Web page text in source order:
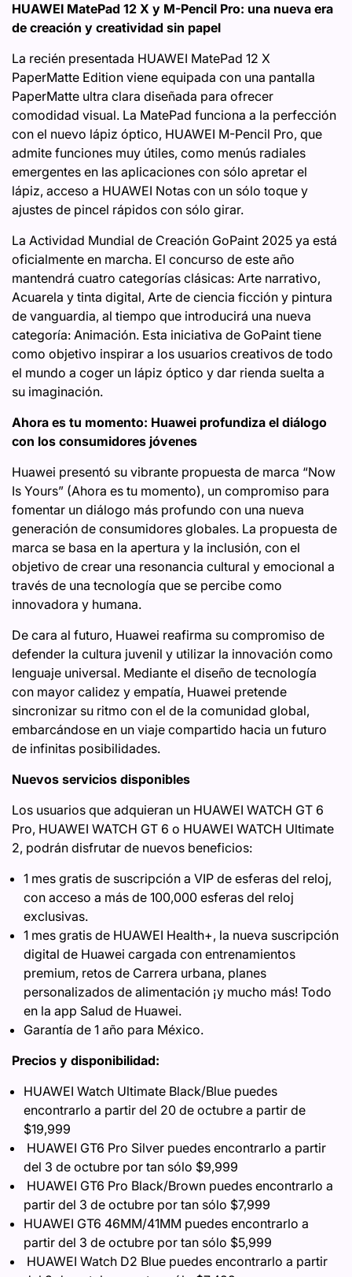
HUAWEI MatePad 12 X y M-Pencil Pro: una nueva era
de creación y creatividad sin papel
La recién presentada HUAWEI MatePad 12 X
PaperMatte Edition viene equipada con una pantalla
PaperMatte ultra clara diseñada para ofrecer
comodidad visual. La MatePad funciona a la perfección
con el nuevo lápiz óptico, HUAWEI M-Pencil Pro, que
admite funciones muy útiles, como menús radiales
emergentes en las aplicaciones con sólo apretar el
lápiz, acceso a HUAWEI Notas con un sólo toque y
ajustes de pincel rápidos con sólo girar.
La Actividad Mundial de Creación GoPaint 2025 ya está
oficialmente en marcha. El concurso de este año
mantendrá cuatro categorías clásicas: Arte narrativo,
Acuarela y tinta digital, Arte de ciencia ficción y pintura
de vanguardia, al tiempo que introducirá una nueva
categoría: Animación. Esta iniciativa de GoPaint tiene
como objetivo inspirar a los usuarios creativos de todo
el mundo a coger un lápiz óptico y dar rienda suelta a
su imaginación.
Ahora es tu momento: Huawei profundiza el diálogo
con los consumidores jóvenes
Huawei presentó su vibrante propuesta de marca “Now
Is Yours” (Ahora es tu momento), un compromiso para
fomentar un diálogo más profundo con una nueva
generación de consumidores globales. La propuesta de
marca se basa en la apertura y la inclusión, con el
objetivo de crear una resonancia cultural y emocional a
través de una tecnología que se percibe como
innovadora y humana.
De cara al futuro, Huawei reafirma su compromiso de
defender la cultura juvenil y utilizar la innovación como
lenguaje universal. Mediante el diseño de tecnología
con mayor calidez y empatía, Huawei pretende
sincronizar su ritmo con el de la comunidad global,
embarcándose en un viaje compartido hacia un futuro
de infinitas posibilidades.
Nuevos servicios disponibles
Los usuarios que adquieran un HUAWEI WATCH GT 6
Pro, HUAWEI WATCH GT 6 o HUAWEI WATCH Ultimate
2, podrán disfrutar de nuevos beneficios:
1 mes gratis de suscripción a VIP de esferas del reloj,
con acceso a más de 100,000 esferas del reloj
exclusivas.
1 mes gratis de HUAWEI Health+, la nueva suscripción
digital de Huawei cargada con entrenamientos
premium, retos de Carrera urbana, planes
personalizados de alimentación ¡y mucho más! Todo
en la app Salud de Huawei.
Garantía de 1 año para México.
Precios y disponibilidad:
HUAWEI Watch Ultimate Black/Blue puedes
encontrarlo a partir del 20 de octubre a partir de
$19,999
HUAWEI GT6 Pro Silver puedes encontrarlo a partir
del 3 de octubre por tan sólo $9,999
HUAWEI GT6 Pro Black/Brown puedes encontrarlo a
partir del 3 de octubre por tan sólo $7,999
HUAWEI GT6 46MM/41MM puedes encontrarlo a
partir del 3 de octubre por tan sólo $5,999
HUAWEI Watch D2 Blue puedes encontrarlo a partir